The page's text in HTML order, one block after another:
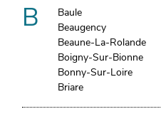
B
Baule
Beaugency
Beaune-La-Rolande
Boigny-Sur-Bionne
Bonny-Sur-Loire
Briare